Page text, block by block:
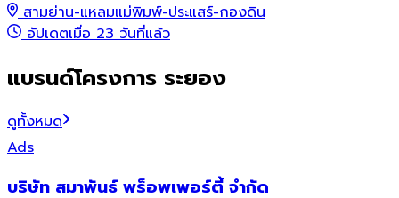
สามย่าน-แหลมแม่พิมพ์-ประแสร์-กองดิน
อัปเดตเมื่อ 23 วันที่แล้ว
แบรนด์โครงการ ระยอง
ดูทั้งหมด
Ads
บริษัท สมาพันธ์ พร็อพเพอร์ตี้ จำกัด